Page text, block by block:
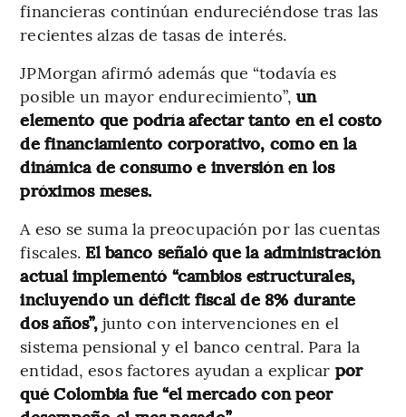
financieras continúan endureciéndose tras las
recientes alzas de tasas de interés.
JPMorgan afirmó además que “todavía es
posible un mayor endurecimiento”, un
elemento que podría afectar tanto en el costo
de financiamiento corporativo, como en la
dinámica de consumo e inversión en los
próximos meses.
A eso se suma la preocupación por las cuentas
fiscales. El banco señaló que la administración
actual implementó “cambios estructurales,
incluyendo un déficit fiscal de 8% durante
dos años”,junto con intervenciones en el
sistema pensional y el banco central. Para la
entidad, esos factores ayudan a explicar por
qué Colombia fue “el mercado con peor